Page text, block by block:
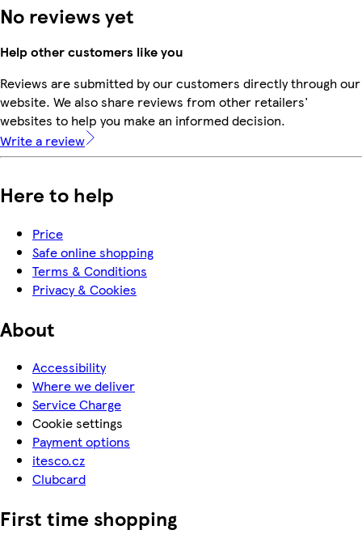
No reviews yet
Help other customers like you
Reviews are submitted by our customers directly through our
website. We also share reviews from other retailers'
websites to help you make an informed decision.
Write a review
Here to help
Price
Safe online shopping
Terms & Conditions
Privacy & Cookies
About
Accessibility
Where we deliver
Service Charge
Cookie settings
Payment options
itesco.cz
Clubcard
First time shopping